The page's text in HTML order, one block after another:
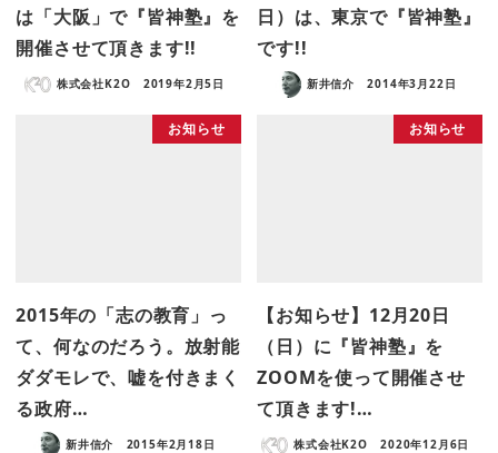
は「大阪」で『皆神塾』を
開催させて頂きます!!
株式会社K2O 2019年2月5日
日）は、東京で『皆神塾』
です!!
新井信介 2014年3月22日
お知らせ
2015年の「志の教育」っ
て、何なのだろう。放射能
ダダモレで、嘘を付きまく
る政府…
新井信介 2015年2月18日
お知らせ
【お知らせ】12月20日
（日）に『皆神塾』を
ZOOMを使って開催させ
て頂きます!…
株式会社K2O 2020年12月6日